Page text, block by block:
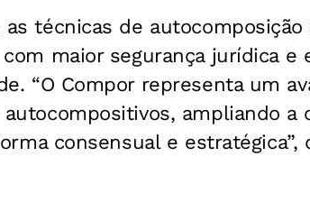
as técnicas de
maior segurança jurídica e
“O Compor representa um
ampliando a
consensual e estratégica”,